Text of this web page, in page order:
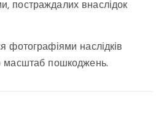
постраждалих внаслідок
фотографіями наслідків
масштаб пошкоджень.